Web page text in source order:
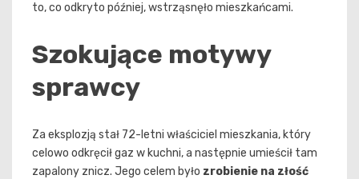
to, co odkryto później, wstrząsnęło mieszkańcami.
Szokujące motywy
sprawcy
Za eksplozją stał 72-letni właściciel mieszkania, który
celowo odkręcił gaz w kuchni, a następnie umieścił tam
zapalony znicz. Jego celem było zrobienie na złość